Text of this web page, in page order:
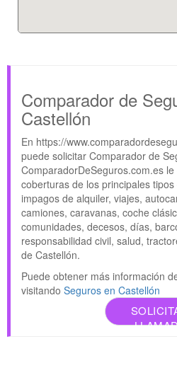
Comparador de
Castellón
En https://
puede solicitar Comparador de
ComparadorDeSeguros.com.es
coberturas de los principales
impagos de alquiler, viajes,
camiones, caravanas, coche
comunidades, decesos, días,
responsabilidad civil, salud,
de Castellón.
Puede obtener más información
visitando Seguros en Castellón